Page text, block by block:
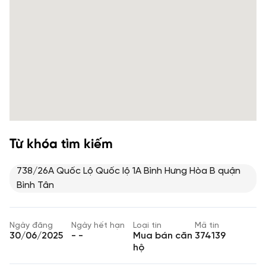
Từ khóa tìm kiếm
738/26A Quốc Lộ Quốc lộ 1A Bình Hưng Hòa B quận
Bình Tân
Ngày đăng
30/06/2025
Ngày hết hạn
- -
Loại tin
Mua bán căn
hộ
Mã tin
374139